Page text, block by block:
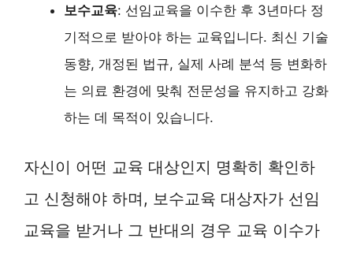
보수교육: 선임교육을 이수한 후 3년마다 정
기적으로 받아야 하는 교육입니다. 최신 기술
동향, 개정된 법규, 실제 사례 분석 등 변화하
는 의료 환경에 맞춰 전문성을 유지하고 강화
하는 데 목적이 있습니다.
자신이 어떤 교육 대상인지 명확히 확인하
고 신청해야 하며, 보수교육 대상자가 선임
교육을 받거나 그 반대의 경우 교육 이수가